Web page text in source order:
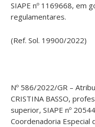
SIAPE nº 1169668, em
regulamentares.
(Ref. Sol. 19900/2022)
Nº 586/2022/GR –
CRISTINA BASSO,
superior, SIAPE nº
Coordenadoria Especial